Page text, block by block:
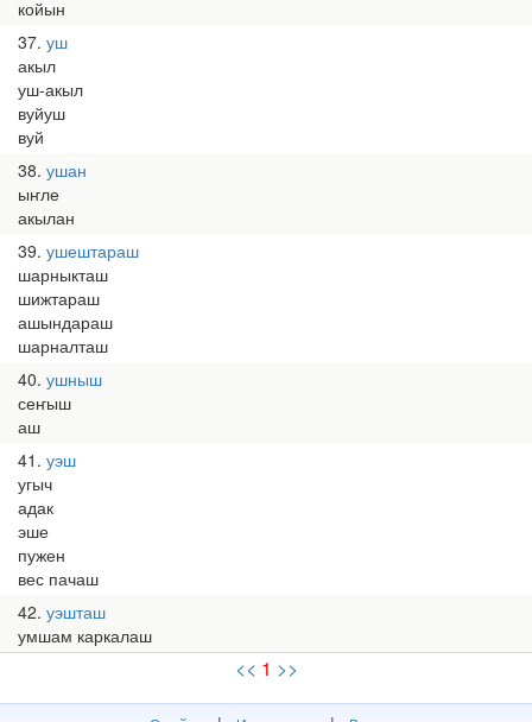
койын
37 уш
акыл
уш-акыл
вуйуш
вуй
38 ушан
ыҥле
акылан
39 ушештараш
шарныкташ
шижтараш
ашындараш
шарналташ
40 ушныш
сеҥыш
аш
41 уэш
угыч
адак
эше
пужен
вес пачаш
42 уэшташ
умшам каркалаш
<< 1 >>